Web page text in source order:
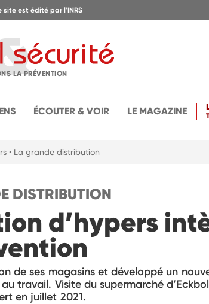
site est édité par l'INRS
LA PRÉVENTION
ÉCOUTER & VOIR LE MAGAZINE
• La grande distribution
DISTRIBUTION
d’hypers
de ses magasins et développé un
travail. Visite du supermarché
en juillet 2021.